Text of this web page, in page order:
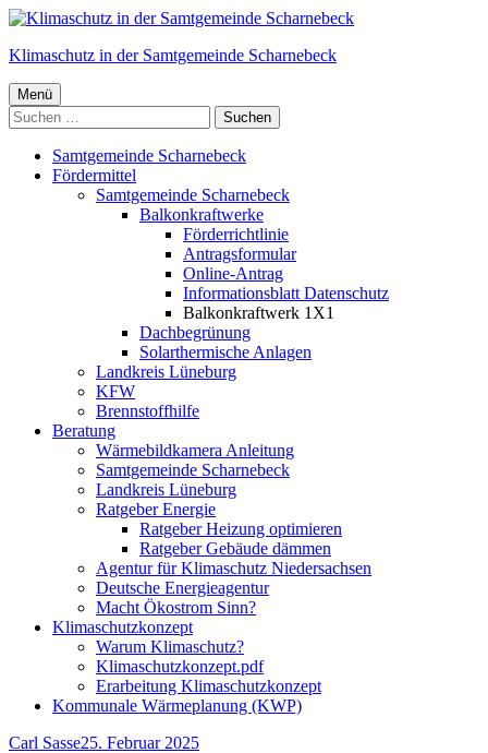
Springe
Inhalt
Klimaschutz in der Samtgemeinde Scharnebeck
Primäres
Menü
Menü
Samtgemeinde Scharnebeck
Fördermittel
Samtgemeinde Scharnebeck
Balkonkraftwerke
Förderrichtlinie
Antragsformular
Online-Antrag
Informationsblatt Datenschutz
Balkonkraftwerk 1X1
Dachbegrünung
Solarthermische Anlagen
Landkreis Lüneburg
KFW
Brennstoffhilfe
Beratung
Wärmebildkamera Anleitung
Samtgemeinde Scharnebeck
Landkreis Lüneburg
Ratgeber Energie
Ratgeber Heizung optimieren
Ratgeber Gebäude dämmen
Agentur für Klimaschutz Niedersachsen
Deutsche Energieagentur
Macht Ökostrom Sinn?
Klimaschutzkonzept
Warum Klimaschutz?
Klimaschutzkonzept.pdf
Erarbeitung Klimaschutzkonzept
Kommunale Wärmeplanung (KWP)
Autor
Carl SasseVeröffentlicht
25. Februar 2025